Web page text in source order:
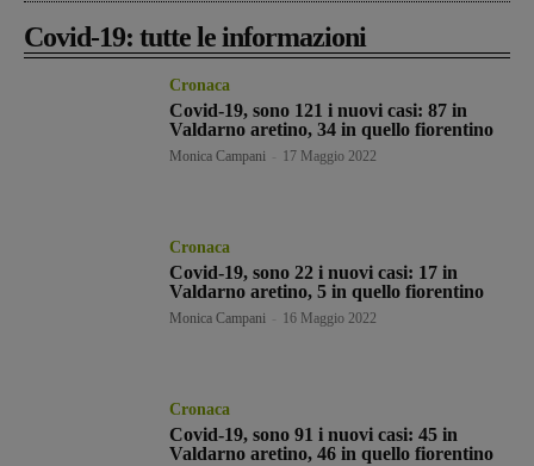
Covid-19: tutte le informazioni
Cronaca
Covid-19, sono 121 i nuovi casi: 87 in
Valdarno aretino, 34 in quello fiorentino
Monica Campani 17 Maggio 2022
Cronaca
Covid-19, sono 22 i nuovi casi: 17 in
Valdarno aretino, 5 in quello fiorentino
Monica Campani 16 Maggio 2022
Cronaca
Covid-19, sono 91 i nuovi casi: 45 in
Valdarno aretino, 46 in quello fiorentino